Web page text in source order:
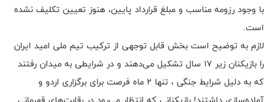
با وجود رزومه مناسب و مبلغ قرارداد پایین، هنوز تعیین تکلیف نشده
است.
لازم به توضیح است بخش قابل توجهی از ترکیب تیم ملی امید ایران
را بازیکنان زیر ۱۷ سال تشکیل می‌دهند و در شرایطی به میدان رفتند
که به دلیل شرایط جنگی ، تنها ۲ ماه فرصت برای برگزاری اردو و